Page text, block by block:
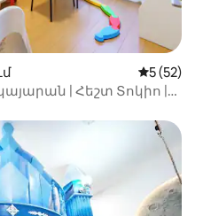
Միջին
5 (52)
| Հեշտ Տոկիո |